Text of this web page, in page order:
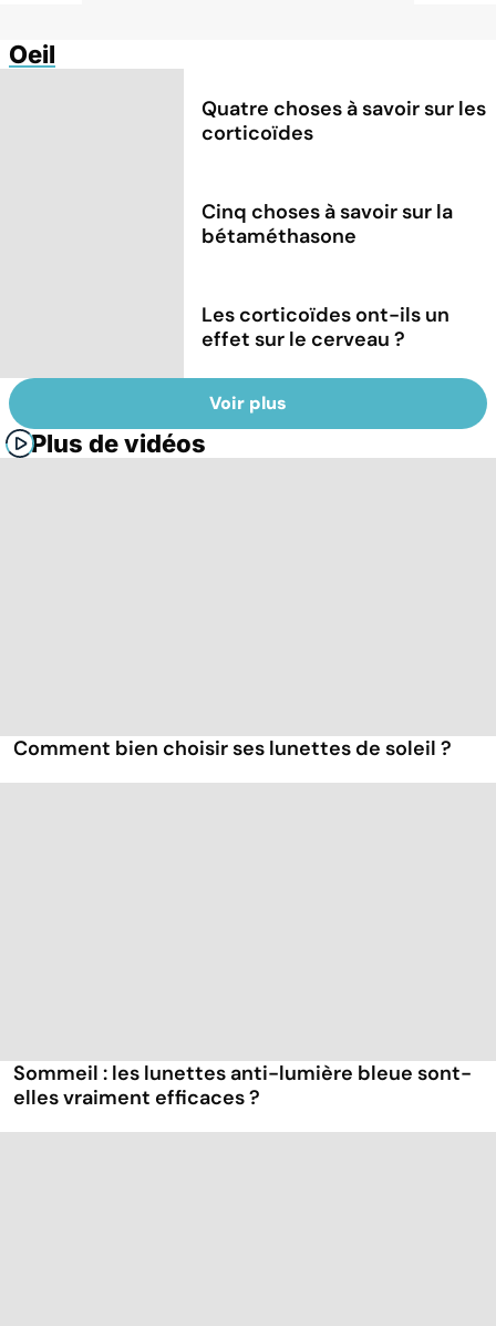
Oeil
Quatre choses à savoir sur les
corticoïdes
Cinq choses à savoir sur la
bétaméthasone
Les corticoïdes ont-ils un
effet sur le cerveau ?
Voir plus
Plus de vidéos
Comment bien choisir ses lunettes de soleil ?
Sommeil : les lunettes anti-lumière bleue sont-
elles vraiment efficaces ?